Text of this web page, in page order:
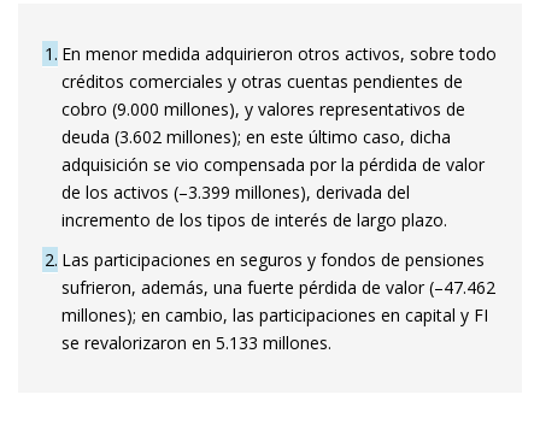
1 En menor medida adquirieron otros activos, sobre todo
créditos comerciales y otras cuentas pendientes de
cobro (9.000 millones), y valores representativos de
deuda (3.602 millones); en este último caso, dicha
adquisición se vio compensada por la pérdida de valor
de los activos (–3.399 millones), derivada del
incremento de los tipos de interés de largo plazo.
2 Las participaciones en seguros y fondos de pensiones
sufrieron, además, una fuerte pérdida de valor (–47.462
millones); en cambio, las participaciones en capital y FI
se revalorizaron en 5.133 millones.